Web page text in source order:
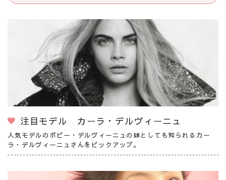
注目モデル カーラ・デルヴィーニュ
人気モデルのポピー・デルヴィーニュの妹としても知られるカー
ラ・デルヴィーニュさんをピックアップ。